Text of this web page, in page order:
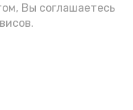
Вы соглашаетесь